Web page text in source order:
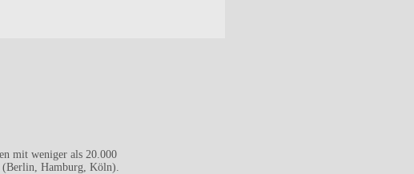
mit weniger als 20.000
(Berlin, Hamburg, Köln).